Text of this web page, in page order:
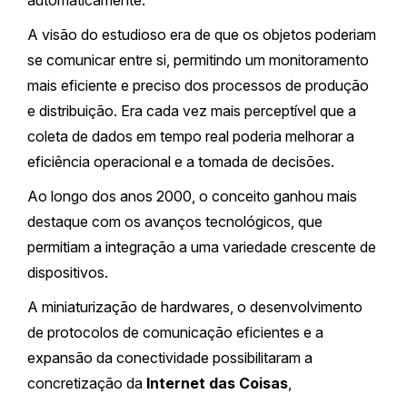
A visão do estudioso era de que os objetos poderiam
se comunicar entre si, permitindo um monitoramento
mais eficiente e preciso dos processos de produção
e distribuição. Era cada vez mais perceptível que a
coleta de dados em tempo real poderia melhorar a
eficiência operacional e a tomada de decisões.
Ao longo dos anos 2000, o conceito ganhou mais
destaque com os avanços tecnológicos, que
permitiam a integração a uma variedade crescente de
dispositivos.
A miniaturização de hardwares, o desenvolvimento
de protocolos de comunicação eficientes e a
expansão da conectividade possibilitaram a
concretização da Internet das Coisas,